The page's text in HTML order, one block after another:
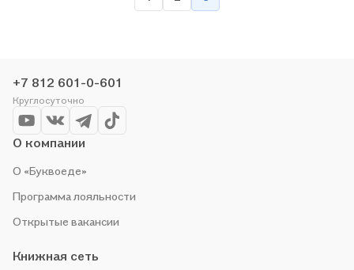
+7 812 601-0-601
Круглосуточно
О компании
О «Буквоеде»
Программа лояльности
Открытые вакансии
Книжная сеть